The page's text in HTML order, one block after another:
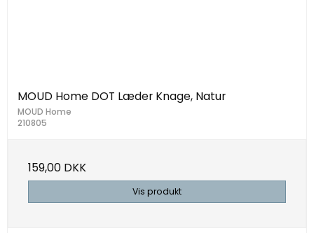
MOUD Home DOT Læder Knage, Natur
MOUD Home
210805
159,00 DKK
Vis produkt